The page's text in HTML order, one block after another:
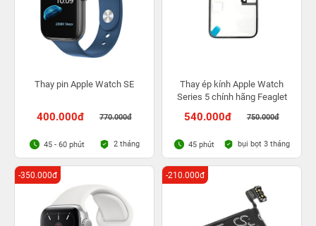
Thay pin Apple Watch SE
400.000đ 770.000đ
45 - 60 phút 2 tháng
Thay ép kính Apple Watch
Series 5 chính hãng Feaglet
540.000đ 750.000đ
45 phút bụi bọt 3 tháng
-350.000đ -210.000đ